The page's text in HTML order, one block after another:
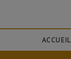
ACCUEIL